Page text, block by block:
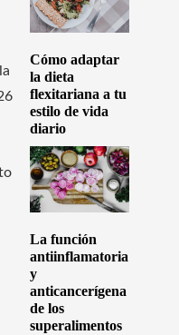
Cómo adaptar
la dieta
flexitariana a tu
estilo de vida
diario
La función
antiinflamatoria
y
anticancerígena
de los
superalimentos